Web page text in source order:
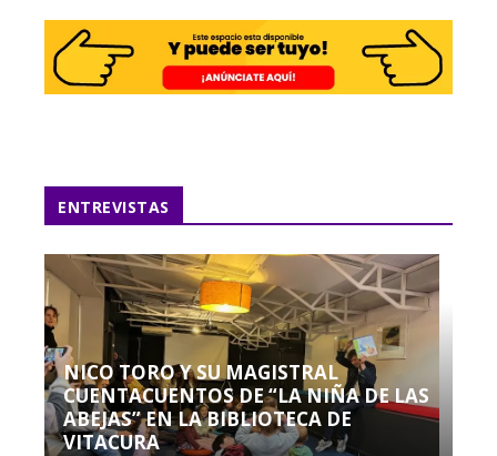
ENTREVISTAS
NICO TORO Y SU MAGISTRAL
CUENTACUENTOS DE “LA NIÑA DE LAS
ABEJAS” EN LA BIBLIOTECA DE
VITACURA